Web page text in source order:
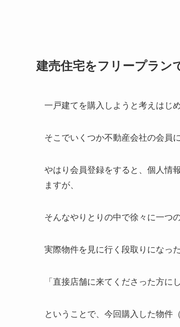
建売住宅をフリープラン
一戸建てを購入しようと考えはじ
そこでいくつか不動産会社の会員
やはり会員登録をすると、個人情
ますが、
そんなやりとりの中で徐々に一つ
実際物件を見に行く段取りになっ
「直接店舗に来てくださった方に
ということで、今回購入した物件